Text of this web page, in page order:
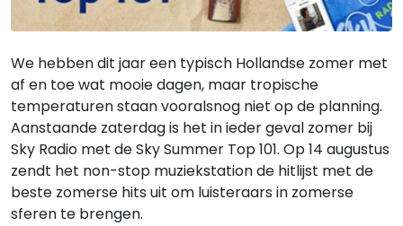
We hebben dit jaar een typisch Hollandse zomer met
af en toe wat mooie dagen, maar tropische
temperaturen staan vooralsnog niet op de planning.
Aanstaande zaterdag is het in ieder geval zomer bij
Sky Radio met de Sky Summer Top 101. Op 14 augustus
zendt het non-stop muziekstation de hitlijst met de
beste zomerse hits uit om luisteraars in zomerse
sferen te brengen.